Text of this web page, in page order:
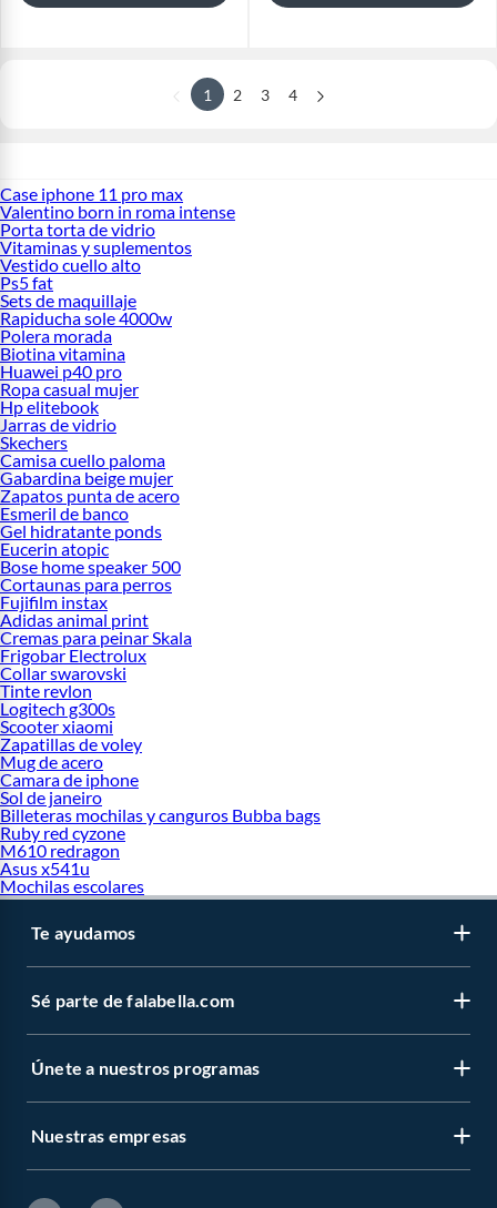
1 2 3 4
Case iphone 11 pro max
Valentino born in roma intense
Porta torta de vidrio
Vitaminas y suplementos
Vestido cuello alto
Ps5 fat
Sets de maquillaje
Rapiducha sole 4000w
Polera morada
Biotina vitamina
Huawei p40 pro
Ropa casual mujer
Hp elitebook
Jarras de vidrio
Skechers
Camisa cuello paloma
Gabardina beige mujer
Zapatos punta de acero
Esmeril de banco
Gel hidratante ponds
Eucerin atopic
Bose home speaker 500
Cortaunas para perros
Fujifilm instax
Adidas animal print
Cremas para peinar Skala
Frigobar Electrolux
Collar swarovski
Tinte revlon
Logitech g300s
Scooter xiaomi
Zapatillas de voley
Mug de acero
Camara de iphone
Sol de janeiro
Billeteras mochilas y canguros Bubba bags
Ruby red cyzone
M610 redragon
Asus x541u
Mochilas escolares
Te ayudamos
Sé parte de falabella.com
Únete a nuestros programas
Nuestras empresas